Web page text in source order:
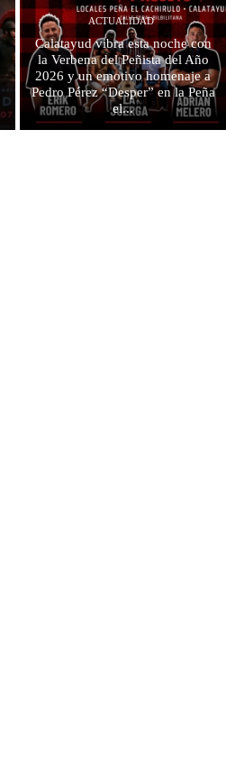
ACTUALIDAD
Calatayud vibra esta noche con
la Verbena del Peñista del Año
2026 y un emotivo homenaje a
Pedro Pérez “Desper” en la Peña
el...